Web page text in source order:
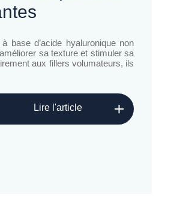
base d’acide hyaluronique non
sa texture et stimuler sa
aux fillers volumateurs, ils
Lire l'article